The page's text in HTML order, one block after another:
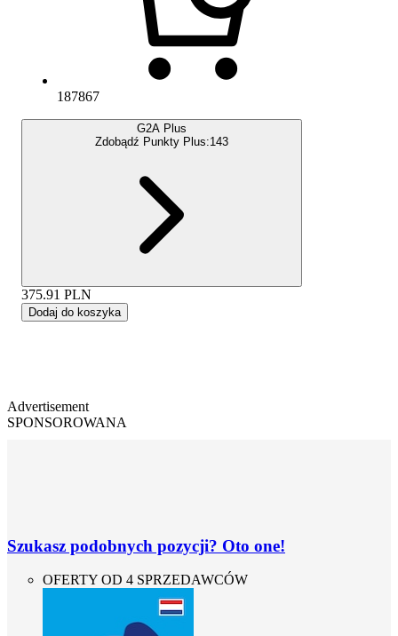
187867
G2A Plus
Zdobądź Punkty Plus:143
375.91 PLN
Dodaj do koszyka
Advertisement
SPONSOROWANA
Szukasz podobnych pozycji? Oto one!
OFERTY OD 4 SPRZEDAWCÓW